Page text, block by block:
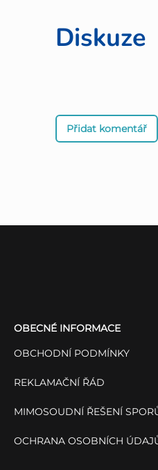
Diskuze
Přidat komentář
OBECNÉ INFORMACE
OBCHODNÍ PODMÍNKY
REKLAMAČNÍ ŘÁD
MIMOSOUDNÍ ŘEŠENÍ
OCHRANA OSOBNÍCH